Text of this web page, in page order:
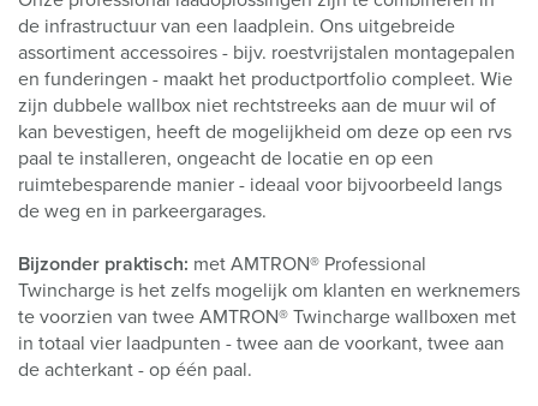
l
de infrastructuur van een laadplein. Ons uitgebreide
assortiment accessoires - bijv. roestvrijstalen montagepalen
en funderingen - maakt het productportfolio compleet. Wie
zijn dubbele wallbox niet rechtstreeks aan de muur wil of
kan bevestigen, heeft de mogelijkheid om deze op een rvs
paal te installeren, ongeacht de locatie en op een
ruimtebesparende manier - ideaal voor bijvoorbeeld langs
de weg en in parkeergarages.
Bijzonder praktisch: met AMTRON® Professional
Twincharge is het zelfs mogelijk om klanten en werknemers
te voorzien van twee AMTRON® Twincharge wallboxen met
in totaal vier laadpunten - twee aan de voorkant, twee aan
de achterkant - op één paal.